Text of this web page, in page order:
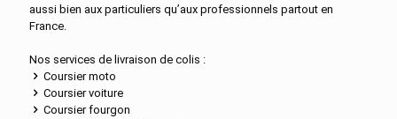
aussi bien aux particuliers qu’aux professionnels partout en
France.
Nos services de livraison de colis :
Coursier moto
Coursier voiture
Coursier fourgon